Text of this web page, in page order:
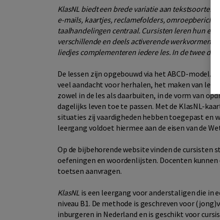
KlasNL biedt een brede variatie aan tekstsoorten
e-mails, kaartjes, reclamefolders,
taalhandelingen centraal. Cursisten leren hun
verschillende en deels activerende werkvormen.
liedjes complementeren iedere les. In de twee
De lessen zijn opgebouwd via het ABCD-model.
veel aandacht voor herhalen, het maken van
zowel in de les als daarbuiten, in de vorm van
dagelijks leven toe te passen. Met de KlasNL-
situaties zij vaardigheden hebben toegepast en
leergang voldoet hiermee aan de eisen van de
Op de bijbehorende website vinden de cursisten
oefeningen en woordenlijsten. Docenten
toetsen aanvragen.
KlasNL is een leergang voor anderstaligen die in
niveau B1. De methode is geschreven voor
inburgeren in Nederland en is geschikt voor